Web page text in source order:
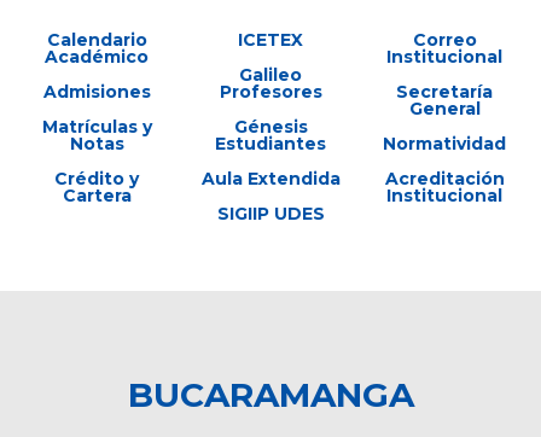
Calendario
Académico
Admisiones
Matrículas y
Notas
Crédito y
Cartera
ICETEX
Galileo
Profesores
Génesis
Estudiantes
Aula Extendida
SIGIIP UDES
Correo
Institucional
Secretaría
General
Normatividad
Acreditación
Institucional
BUCARAMANGA